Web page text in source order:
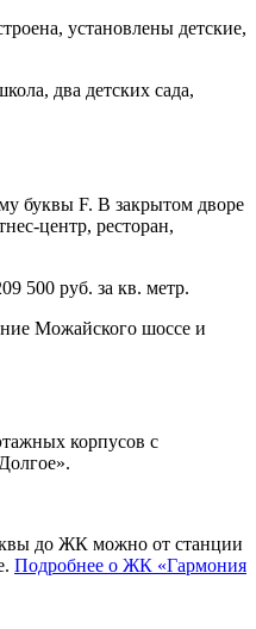
установлены детские,
два детских сада,
буквы F. В закрытом дворе
центр, ресторан,
500 руб. за кв. метр.
Можайского шоссе и
корпусов с
до ЖК можно от станции
Подробнее о ЖК «Гармония